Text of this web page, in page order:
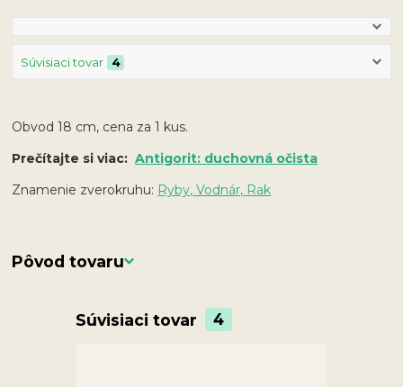
Súvisiaci tovar 4
Obvod 18 cm, cena za 1 kus.
Prečítajte si viac:Antigorit: duchovná očista
Znamenie zverokruhu: Ryby, Vodnár, Rak
Pôvod tovaru
Súvisiaci tovar 4